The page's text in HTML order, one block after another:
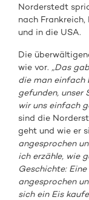
Norderstedt
nach Frankreich,
und in die USA.
Die
wie vor. „Das
die man einfach
gefunden, unser
wir uns einfach
sind die
geht und wie er
angesprochen
ich erzähle, wie
Geschichte:
angesprochen
sich ein Eis